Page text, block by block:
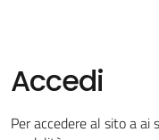
Servizi
Accedi
Per accedere al sito a ai